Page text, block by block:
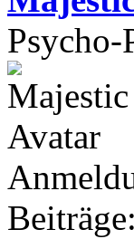
Psycho-